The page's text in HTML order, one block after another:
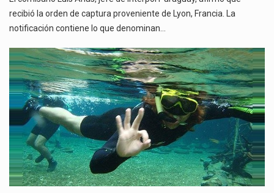
recibió la orden de captura proveniente de Lyon, Francia. La
notificación contiene lo que denominan…